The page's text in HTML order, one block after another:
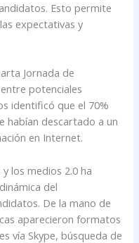
Esto permite
expectativas y
Jornada de
potenciales
identificó que el 70%
habían descartado a un
en Internet.
los medios 2.0 ha
del
De la mano de
aparecieron formatos
vía Skype, búsqueda de